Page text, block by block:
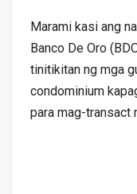
Marami kasi ang
Banco De Oro
tinitikitan ng mga
condominium
para mag-transact